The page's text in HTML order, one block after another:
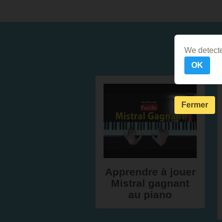
Apprendre à jouer
Mistral gagnant
au piano
We
OK
Fermer